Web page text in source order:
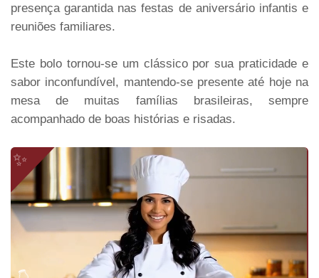
presença garantida nas festas de aniversário infantis e
reuniões familiares.
Este bolo tornou-se um clássico por sua praticidade e
sabor inconfundível, mantendo-se presente até hoje na
mesa de muitas famílias brasileiras, sempre
acompanhado de boas histórias e risadas.